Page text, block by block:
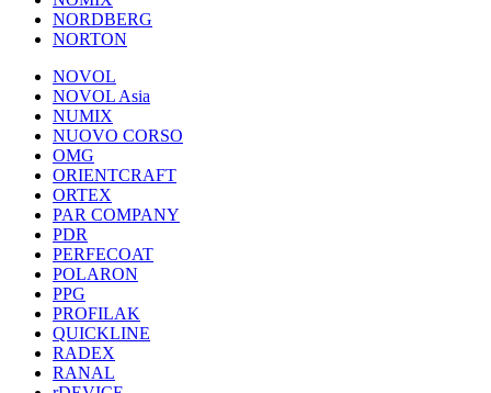
NORDBERG
NORTON
NOVOL
NOVOL Asia
NUMIX
NUOVO CORSO
OMG
ORIENTCRAFT
ORTEX
PAR COMPANY
PDR
PERFECOAT
POLARON
PPG
PROFILAK
QUICKLINE
RADEX
RANAL